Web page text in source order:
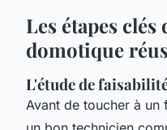
Les étapes
domotique
L'étude de
Avant de toucher à un